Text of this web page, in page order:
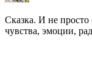
Сказка. И не просто
чувства, эмоции,